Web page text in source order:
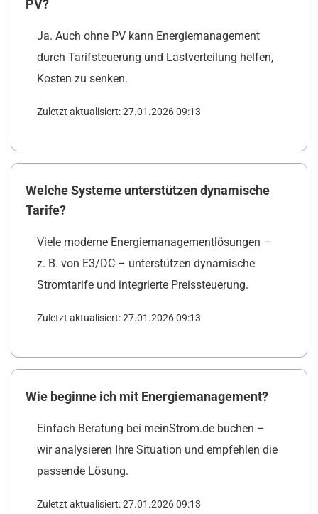
PV?
Ja. Auch ohne PV kann Energiemanagement
durch Tarifsteuerung und Lastverteilung helfen,
Kosten zu senken.
Zuletzt aktualisiert: 27.01.2026 09:13
Welche Systeme unterstützen dynamische
Tarife?
Viele moderne Energiemanagementlösungen –
z. B. von E3/DC – unterstützen dynamische
Stromtarife und integrierte Preissteuerung.
Zuletzt aktualisiert: 27.01.2026 09:13
Wie beginne ich mit Energiemanagement?
Einfach Beratung bei meinStrom.de buchen –
wir analysieren Ihre Situation und empfehlen die
passende Lösung.
Zuletzt aktualisiert: 27.01.2026 09:13